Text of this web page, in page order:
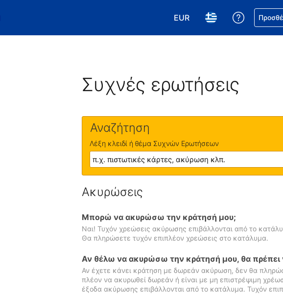
EUR
Επιλέξτε το νόμισμά σας.
Επιλέξτε τη
Βοήθεια
Συχνές ερωτήσεις
Αναζήτηση
Λέξη κλειδί ή θέμα Συχνών Ερωτήσεων
Ακυρώσεις
Μπορώ να ακυρώσω την κράτησή μου;
Ναι! Τυχόν χρεώσεις ακύρωσης επιβάλλονται από το
Θα πληρώσετε τυχόν επιπλέον χρεώσεις στο κατάλυμα.
Αν θέλω να ακυρώσω την κράτησή μου, θα
Αν έχετε κάνει κράτηση με δωρεάν ακύρωση, δεν θα
πλέον να ακυρωθεί δωρεάν ή είναι με μη επιστρέψιμη
έξοδα ακύρωσης επιβάλλονται από το κατάλυμα. Τυχόν